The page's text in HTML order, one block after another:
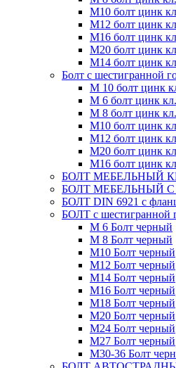
М10 болт цинк
М12 болт цинк
М16 болт цинк
М20 болт цинк
М14 болт цинк
Болт с шестигранной
М 10 болт цинк
М 6 болт цинк
М 8 болт цинк
М10 болт цинк
М12 болт цинк
М20 болт цинк
М16 болт цинк
БОЛТ МЕБЕЛЬНЫЙ
БОЛТ МЕБЕЛЬНЫЙ
БОЛТ DIN 6921 c
БОЛТ с шестигранной
М 6 Болт черный
М 8 Болт черный
М10 Болт черный
М12 Болт черный
М14 Болт черный
М16 Болт черный
М18 Болт черный
М20 Болт черный
М24 Болт черный
М27 Болт черный
М30-36 Болт